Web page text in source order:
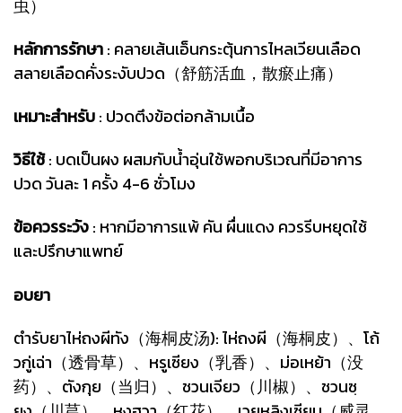
虫）
หลักการรักษา: คลายเส้นเอ็นกระตุ้นการไหลเวียนเลือด
สลายเลือดคั่งระงับปวด（舒筋活血，散瘀止痛）
เหมาะสำหรับ: ปวดตึงข้อต่อกล้ามเนื้อ
วิธีใช้: บดเป็นผง ผสมกับน้ำอุ่นใช้พอกบริเวณที่มีอาการ
ปวด วันละ 1 ครั้ง 4-6 ชั่วโมง
ข้อควรระวัง: หากมีอาการแพ้ คัน ผื่นแดง ควรรีบหยุดใช้
และปรึกษาแพทย์
อบยา
ตำรับยาไห่ถงผีทัง（海桐皮汤): ไห่ถงผี（海桐皮）、โถ้
วกู่เฉ่า（透骨草）、หรูเซียง（乳香）、ม่อเหย้า（没
药）、ตังกุย（当归）、ชวนเจียว（川椒）、ชวนซฺ